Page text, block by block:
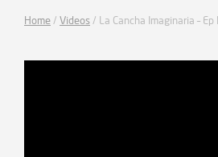
Home / Videos / La Cancha Imaginaria – Ep